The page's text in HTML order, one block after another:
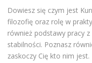
Dowiesz się czym jest
filozofię oraz rolę w
również podstawy pracy
stabilności. Poznasz
zaskoczy Cię kto nim jest.